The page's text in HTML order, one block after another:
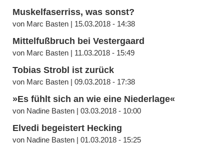
Muskelfaserriss, was sonst?
von Marc Basten | 15.03.2018 - 14:38
Mittelfußbruch bei Vestergaard
von Marc Basten | 11.03.2018 - 15:49
Tobias Strobl ist zurück
von Marc Basten | 09.03.2018 - 17:38
»Es fühlt sich an wie eine Niederlage«
von Nadine Basten | 03.03.2018 - 10:00
Elvedi begeistert Hecking
von Nadine Basten | 01.03.2018 - 15:25